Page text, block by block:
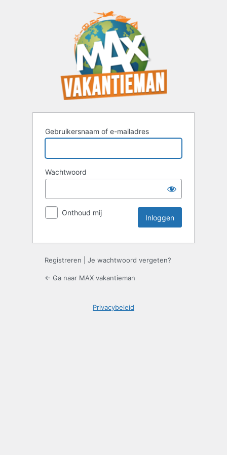
Gebruikersnaam of e-mailadres
Wachtwoord
Onthoud mij
Registreren Je wachtwoord vergeten?
← Ga naar MAX vakantieman
Privacybeleid